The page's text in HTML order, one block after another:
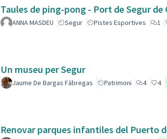
Taules de ping-pong - Port de Segur de
ANNA MASDEU Segur Pistes Esportives 1
Un museu per Segur
Jaume De Bargas Fàbregas Patrimoni 4 4
Renovar parques infantiles del Puerto